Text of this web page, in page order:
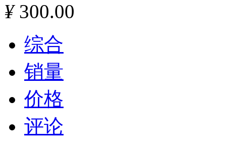
¥300.00
综合
销量
价格
评论